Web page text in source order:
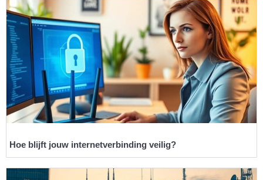
Hoe blijft jouw internetverbinding veilig?